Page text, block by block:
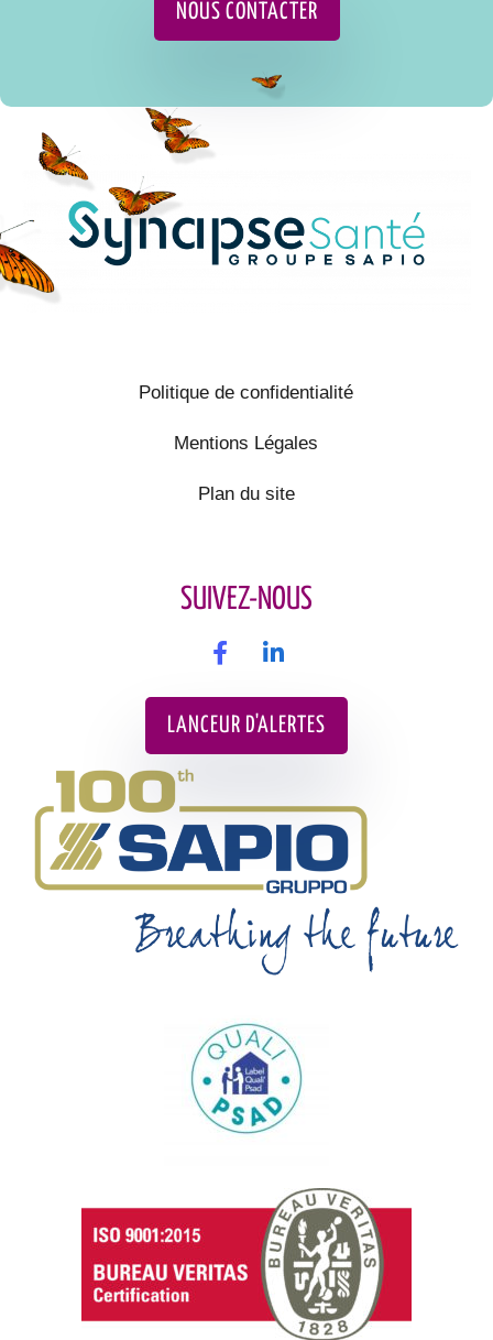
NOUS CONTACTER
Politique de confidentialité
Mentions Légales
Plan du site
SUIVEZ-NOUS
LANCEUR D'ALERTES